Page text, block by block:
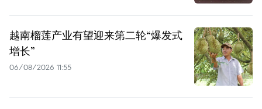
越南榴莲产业有望迎来第二轮“爆发式
增长”
06/08/2026 11:55